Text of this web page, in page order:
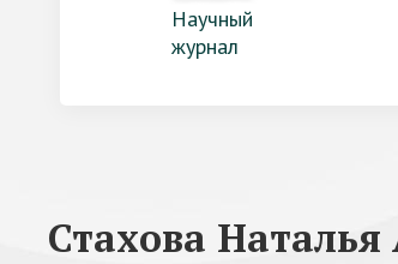
Научный
журнал
Стахова Наталья